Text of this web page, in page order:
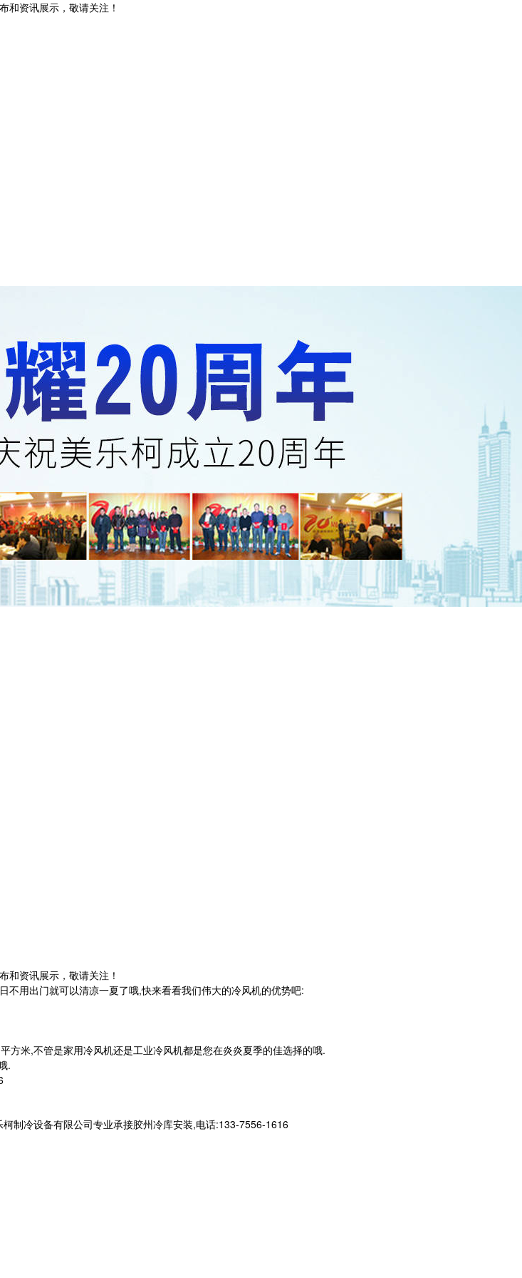
和资讯展示，敬请关注！
和资讯展示，敬请关注！
用出门就可以清凉一夏了哦,快来看看我们伟大的冷风机的优势吧:
米,不管是家用冷风机还是工业冷风机都是您在炎炎夏季的佳选择的哦.
.
制冷设备有限公司专业承接胶州冷库安装,电话:133-7556-1616